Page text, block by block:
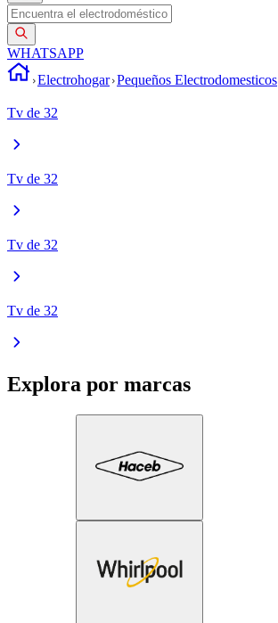
WHATSAPP
Electrohogar Pequeños Electrodomesticos
Tv de 32
Tv de 32
Tv de 32
Tv de 32
Explora por marcas